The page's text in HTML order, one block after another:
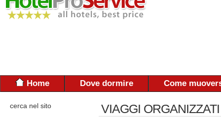
Home Dove dormire Come
cerca nel sito
VIAGGI ORGANIZZATI